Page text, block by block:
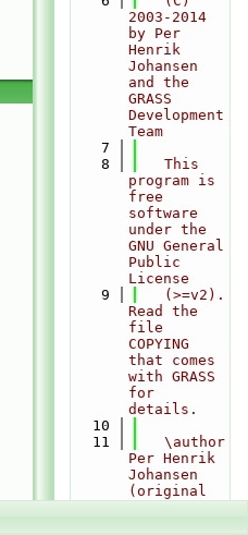
2003-2014
by Per
Henrik
Johansen
and the
GRASS
Development
Team
    7
    8
   This
program is
free
software
under the
GNU General
Public
License
    9
   (>=v2).
Read the
file
COPYING
that comes
with GRASS
for
details.
   10
   11
   \author
Per Henrik
Johansen
(original